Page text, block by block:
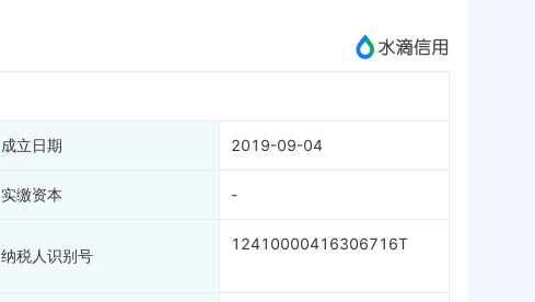
成为vip查看
成立日期 2019-09-04
实缴资本 -
纳税人识别号
12410000416306716T